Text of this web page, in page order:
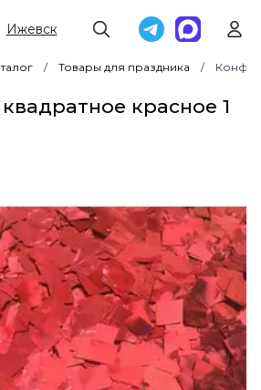
Ижевск
Товары для праздника
красное 1